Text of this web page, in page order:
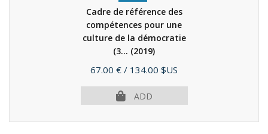
Cadre de référence des
compétences pour une
culture de la démocratie
(3... (2019)
Price
67.00 € / 134.00 $US
ADD